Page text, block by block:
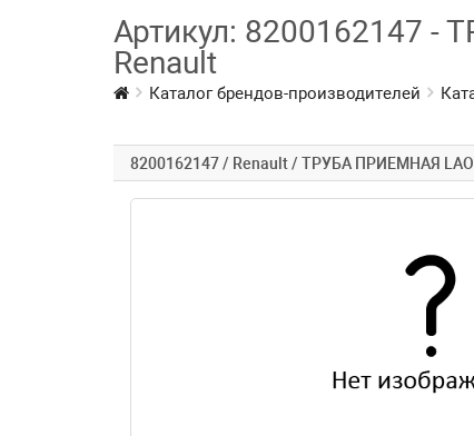
Артикул: 8200162147 -
Renault
Каталог брендов-производителей
8200162147 / Renault / ТРУБА ПРИЕМНАЯ